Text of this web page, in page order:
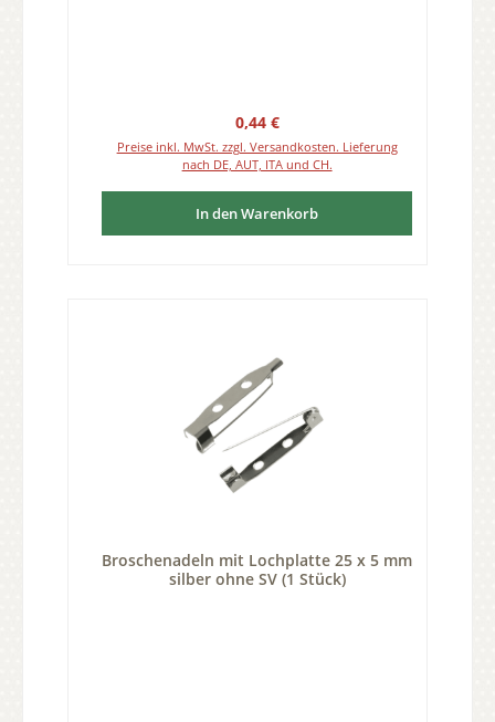
Regulärer Preis:
0,44 €
Preise inkl. MwSt. zzgl. Versandkosten. Lieferung
nach DE, AUT, ITA und CH.
In den Warenkorb
Broschenadeln mit Lochplatte 25 x 5 mm
silber ohne SV (1 Stück)